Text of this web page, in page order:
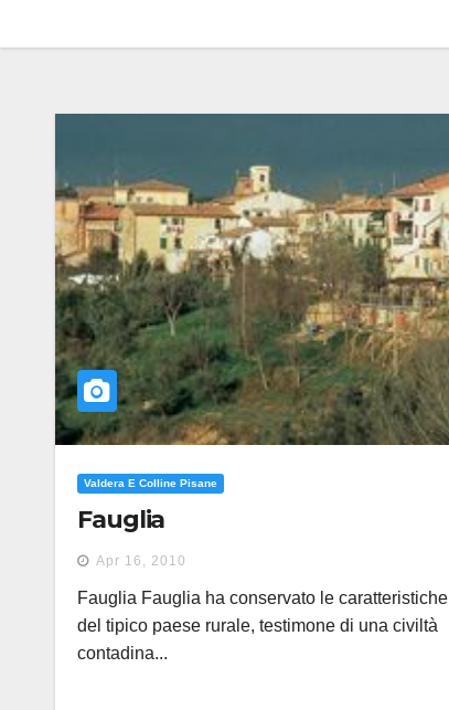
Valdera E Colline Pisane
Fauglia
Apr 16, 2010
Fauglia Fauglia ha conservato le caratteristiche
del tipico paese rurale, testimone di una civiltà
contadina...